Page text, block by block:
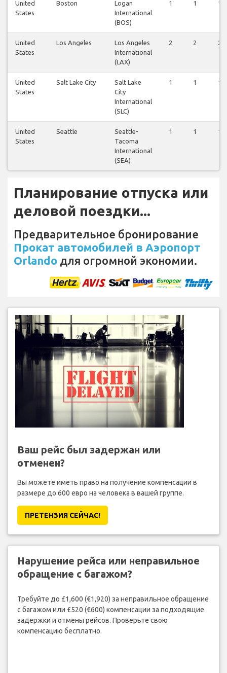
United
States
Boston
Logan
International
(BOS)
1 1 1
United
States
Los Angeles
Los Angeles
International
(LAX)
2 2 2
United
States
Salt Lake City
Salt Lake
City
International
(SLC)
1 1 1
United
States
Seattle
Seattle-
Tacoma
International
(SEA)
1 1 1
Планирование отпуска или
деловой поездки...
Предварительное бронирование
Прокат автомобилей в Аэропорт
Orlando для огромной экономии.
Ваш рейс был задержан или
отменен?
Вы можете иметь право на получение компенсации в
размере до 600 евро на человека в вашей группе.
ПРЕТЕНЗИЯ CЕЙЧАС!
Нарушение рейса или неправильное
обращение с багажом?
Требуйте до £1,600 (€1,920) за неправильное обращение
с багажом или £520 (€600) компенсации за подходящие
задержки и отмены рейсов. Проверьте свою
компенсацию бесплатно.